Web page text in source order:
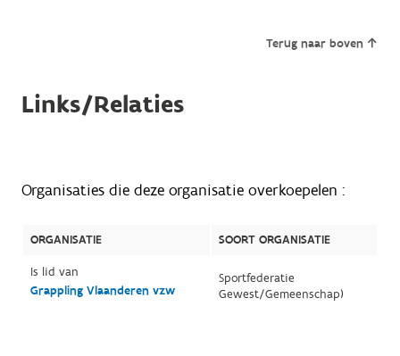
Terug naar boven
Links/Relaties
Organisaties die deze organisatie overkoepelen :
ORGANISATIE
SOORT ORGANISATIE
Is lid van
Grappling Vlaanderen vzw
Sportfederatie
Gewest/Gemeenschap)